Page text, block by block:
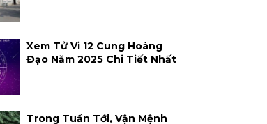
Xem Tử Vi 12 Cung Hoàng
Đạo Năm 2025 Chi Tiết Nhất
Trong Tuần Tới, Vận Mệnh